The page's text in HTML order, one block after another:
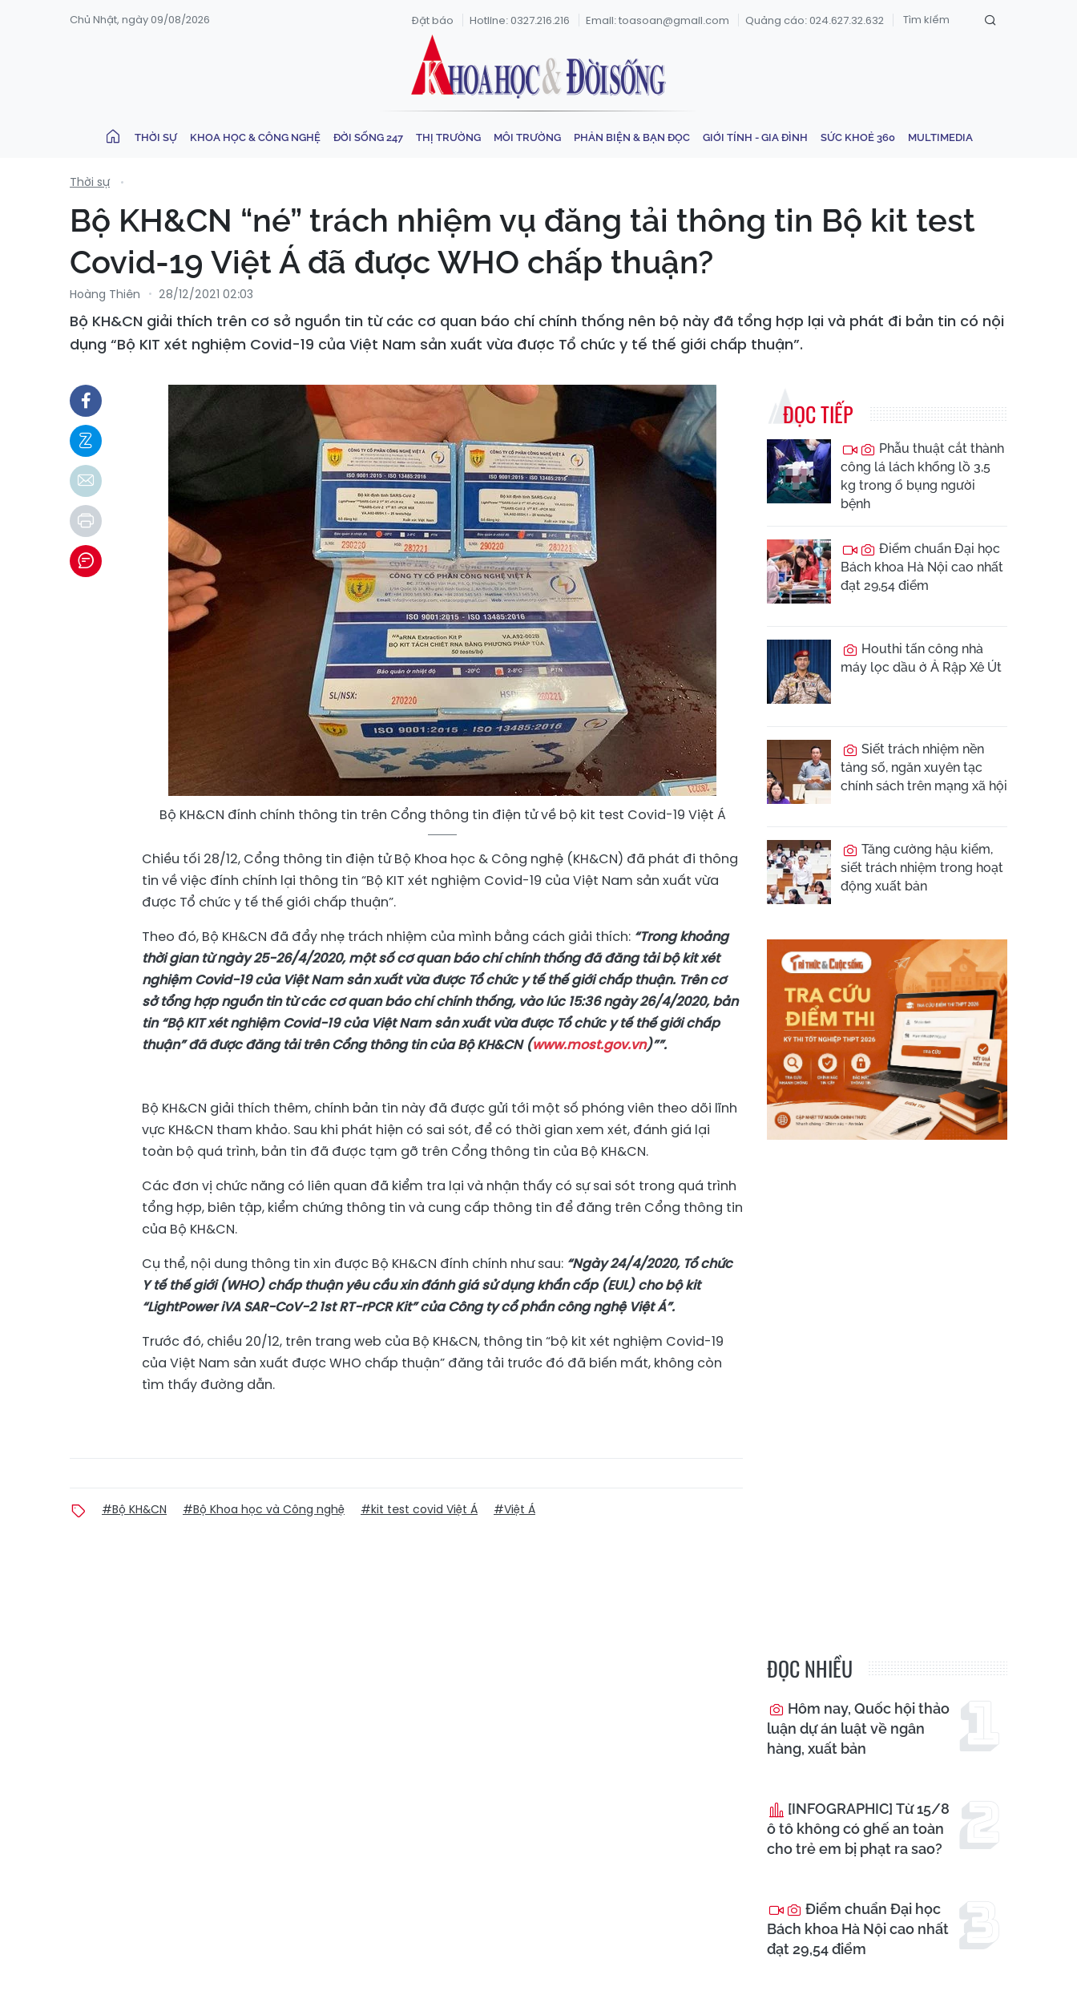
Chủ Nhật, ngày 09/08/2026 Đặt báo Hotline: 0327.216.216 Email: toasoan@gmail.com Quảng cáo: 024.627.32.632
THỜI SỰ KHOA HỌC & CÔNG NGHỆ ĐỜI SỐNG 247 THỊ TRƯỜNG MÔI TRƯỜNG PHẢN BIỆN & BẠN ĐỌC GIỚI TÍNH - GIA ĐÌNH SỨC KHOẺ 360 MULTIMEDIA
Thời sự
Bộ KH&CN “né” trách nhiệm vụ đăng tải thông tin Bộ kit test
Covid-19 Việt Á đã được WHO chấp thuận?
Hoàng Thiên 28/12/2021 02:03
Bộ KH&CN giải thích trên cơ sở nguồn tin từ các cơ quan báo chí chính thống nên bộ này đã tổng hợp lại và phát đi bản tin có nội
dụng “Bộ KIT xét nghiệm Covid-19 của Việt Nam sản xuất vừa được Tổ chức y tế thế giới chấp thuận”.
Bộ KH&CN đính chính thông tin trên Cổng thông tin điện tử về bộ kit test Covid-19 Việt Á
Chiều tối 28/12, Cổng thông tin điện tử Bộ Khoa học & Công nghệ (KH&CN) đã phát đi thông
tin về việc đính chính lại thông tin “Bộ KIT xét nghiệm Covid-19 của Việt Nam sản xuất vừa
được Tổ chức y tế thế giới chấp thuận”.
Theo đó, Bộ KH&CN đã đẩy nhẹ trách nhiệm của mình bằng cách giải thích: “Trong khoảng
thời gian từ ngày 25-26/4/2020, một số cơ quan báo chí chính thống đã đăng tải bộ kit xét
nghiệm Covid-19 của Việt Nam sản xuất vừa được Tổ chức y tế thế giới chấp thuận. Trên cơ
sở tổng hợp nguồn tin từ các cơ quan báo chí chính thống, vào lúc 15:36 ngày 26/4/2020, bản
tin “Bộ KIT xét nghiệm Covid-19 của Việt Nam sản xuất vừa được Tổ chức y tế thế giới chấp
thuận” đã được đăng tải trên Cổng thông tin của Bộ KH&CN (www.most.gov.vn)””.
Bộ KH&CN giải thích thêm, chính bản tin này đã được gửi tới một số phóng viên theo dõi lĩnh
vực KH&CN tham khảo. Sau khi phát hiện có sai sót, để có thời gian xem xét, đánh giá lại
toàn bộ quá trình, bản tin đã được tạm gỡ trên Cổng thông tin của Bộ KH&CN.
Các đơn vị chức năng có liên quan đã kiểm tra lại và nhận thấy có sự sai sót trong quá trình
tổng hợp, biên tập, kiểm chứng thông tin và cung cấp thông tin để đăng trên Cổng thông tin
của Bộ KH&CN.
Cụ thể, nội dung thông tin xin được Bộ KH&CN đính chính như sau: “Ngày 24/4/2020, Tổ chức
Y tế thế giới (WHO) chấp thuận yêu cầu xin đánh giá sử dụng khẩn cấp (EUL) cho bộ kit
“LightPower iVA SAR-CoV-2 1st RT-rPCR Kit” của Công ty cổ phần công nghệ Việt Á”.
Trước đó, chiều 20/12, trên trang web của Bộ KH&CN, thông tin “bộ kit xét nghiệm Covid-19
của Việt Nam sản xuất được WHO chấp thuận” đăng tải trước đó đã biến mất, không còn
tìm thấy đường dẫn.
#Bộ KH&CN #Bộ Khoa học và Công nghệ #kit test covid Việt Á #Việt Á
ĐỌC TIẾP
Phẫu thuật cắt thành
công lá lách khổng lồ 3,5
kg trong ổ bụng người
bệnh
Điểm chuẩn Đại học
Bách khoa Hà Nội cao nhất
đạt 29,54 điểm
Houthi tấn công nhà
máy lọc dầu ở Ả Rập Xê Út
Siết trách nhiệm nền
tảng số, ngăn xuyên tạc
chính sách trên mạng xã hội
Tăng cường hậu kiểm,
siết trách nhiệm trong hoạt
động xuất bản
ĐỌC NHIỀU
Hôm nay, Quốc hội thảo
luận dự án luật về ngân
hàng, xuất bản
[INFOGRAPHIC] Từ 15/8
ô tô không có ghế an toàn
cho trẻ em bị phạt ra sao?
Điểm chuẩn Đại học
Bách khoa Hà Nội cao nhất
đạt 29,54 điểm